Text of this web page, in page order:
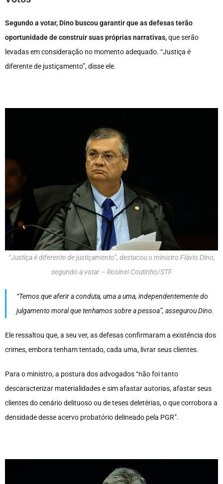
Segundo a votar, Dino buscou garantir que as defesas terão
oportunidade de construir suas próprias narrativas,que serão
levadas em consideração no momento adequado. “Justiça é
diferente de justiçamento”, disse ele.
“Justiça é diferente de justiçamento”, destacou o ministro Flávio Dino,
segundo a votar – Rosinei Coutinho/STF
“Temos que aferir a conduta, uma a uma, independentemente do
julgamento moral que tenhamos sobre a pessoa”, assegurou Dino.
Ele ressaltou que, a seu ver, as defesas confirmaram a existência dos
crimes, embora tenham tentado, cada uma, livrar seus clientes.
Para o ministro, a postura dos advogados “não foi tanto
descaracterizar materialidades e sim afastar autorias, afastar seus
clientes do cenário delituoso ou de teses deletérias, o que corrobora a
densidade desse acervo probatório delineado pela PGR”.